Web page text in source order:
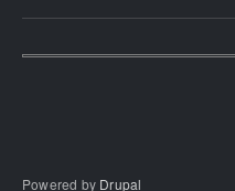
Powered by Drupal